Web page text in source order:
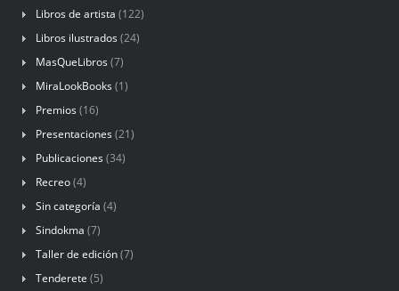
Libros de artista (122)
Libros ilustrados (24)
MasQueLibros (7)
MiraLookBooks (1)
Premios (16)
Presentaciones (21)
Publicaciones (34)
Recreo(4)
Sin categoría (4)
Sindokma (7)
Taller de edición(7)
Tenderete (5)